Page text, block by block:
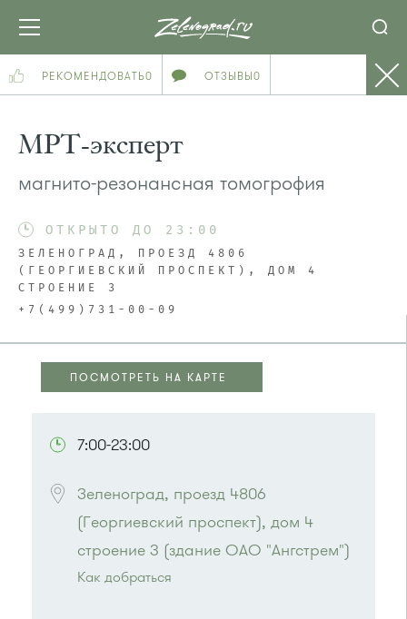
РЕКОМЕНДОВАТЬ0 ОТЗЫВЫ0
МРТ-эксперт
магнито-резонансная томогрофия
ОТКРЫТО ДО 23:00
ЗЕЛЕНОГРАД, ПРОЕЗД 4806
(ГЕОРГИЕВСКИЙ ПРОСПЕКТ), ДОМ 4
СТРОЕНИЕ 3
+7(499)731-00-09
ПОСМОТРЕТЬ НА КАРТЕ
7:00-23:00
Зеленоград, проезд 4806
(Георгиевский проспект), дом 4
строение 3 (здание ОАО "Ангстрем")
Как добраться